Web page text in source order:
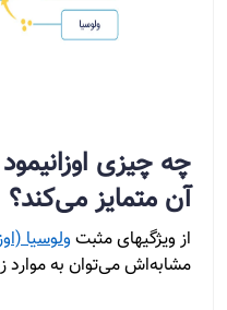
چه چیزی
آن متمایز می‌کند؟
از ویژگیهای مثبت ولوسیا
مشابه‌اش می‌توان به موارد